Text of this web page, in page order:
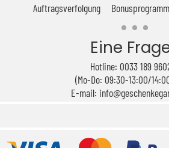
Auftragsverfolgung
Bonusprogramm
Eine
Hotline: 0033 189
(Mo-Do: 09:30-13:00/
E-mail: